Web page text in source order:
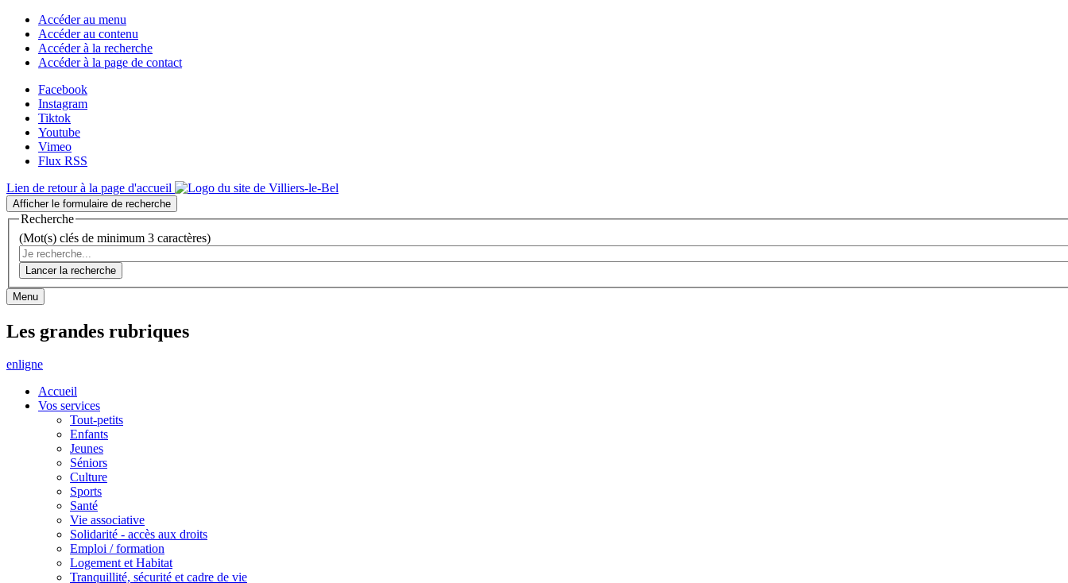
Accéder au menu
Accéder au contenu
Accéder à la recherche
Accéder à la page de contact
Facebook
Instagram
Tiktok
Youtube
Vimeo
Flux RSS
Lien de retour à la page d'accueil
Afficher le formulaire de recherche
Recherche
(Mot(s) clés de minimum 3 caractères)
Lancer la recherche
Menu
Les grandes rubriques
enligne
Accueil
Vos services
Tout-petits
Enfants
Jeunes
Séniors
Culture
Sports
Santé
Vie associative
Solidarité - accès aux droits
Emploi / formation
Logement et Habitat
Tranquillité, sécurité et cadre de vie